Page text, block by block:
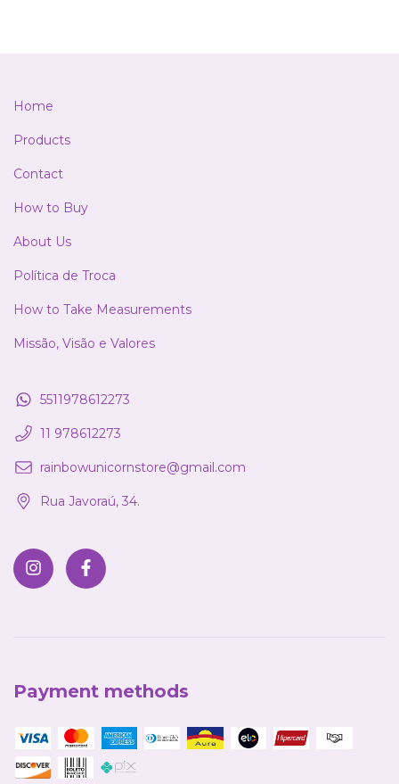
Home
Products
Contact
How to Buy
About Us
Política de Troca
How to Take Measurements
Missão, Visão e Valores
5511978612273
11 978612273
rainbowunicornstore@gmail.com
Rua Javoraú, 34.
Payment methods